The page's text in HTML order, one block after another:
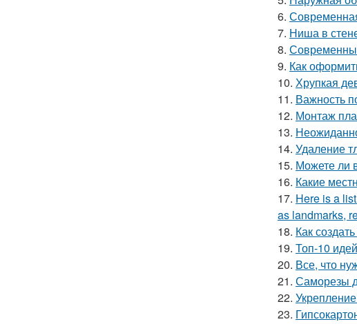
6.
7. Ниша в
8.
9. Как
10. Хрупкая
11. Важность
12. Монтаж
13.
14. Удаление
15. Можете ли
16. Какие
17. Here is a
as landmarks,
18. Как
19. Топ-10
20. Все, что
21. Саморезы
22.
23.